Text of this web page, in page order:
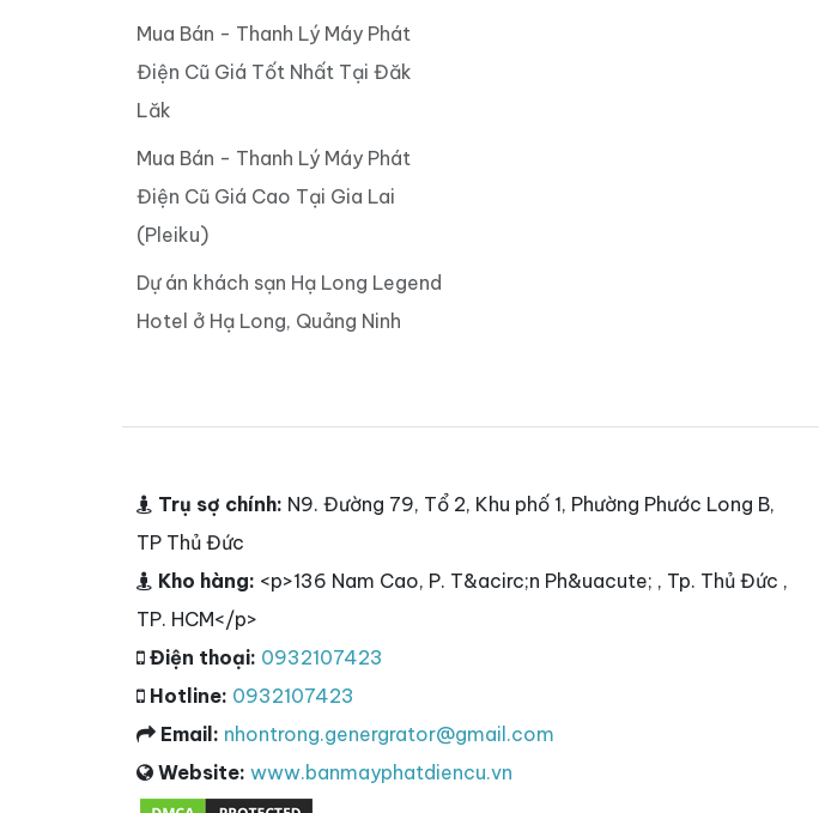
Mua Bán - Thanh Lý Máy Phát
Điện Cũ Giá Tốt Nhất Tại Đăk
Lăk
Mua Bán - Thanh Lý Máy Phát
Điện Cũ Giá Cao Tại Gia Lai
(Pleiku)
Dự án khách sạn Hạ Long Legend
Hotel ở Hạ Long, Quảng Ninh
Trụ sợ chính: N9. Đường 79, Tổ 2, Khu phố 1, Phường Phước Long B,
TP Thủ Đức
Kho hàng: <p>136 Nam Cao, P. T&acirc;n Ph&uacute; , Tp. Thủ Đức ,
TP. HCM</p>
Điện thoại: 0932107423
Hotline: 0932107423
Email: nhontrong.genergrator@gmail.com
Website: www.banmayphatdiencu.vn